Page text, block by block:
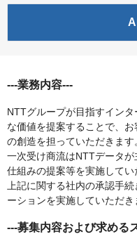
---業務内容---
NTTグループが目指すイン
な価値を提案することで、
の創造を担っていただきます
一次受け商流はNTTデータ
仕組みの提案等を実施してい
上記に関する社内の承認手
ーションを実施していただき
---募集内容および求める